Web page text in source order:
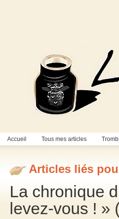
Accueil Tous mes articles
Articles liés
La chronique
levez-vous ! »